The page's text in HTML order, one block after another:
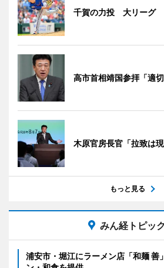
千賀の力投 大リーグ
高市首相靖国参拝「適切
木原官房長官「拉致は現
もっと見る
みん経トピッ
浦安市・堀江にラーメン店「和麺 善